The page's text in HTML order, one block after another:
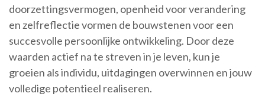
doorzettingsvermogen, openheid voor verandering
en zelfreflectie vormen de bouwstenen voor een
succesvolle persoonlijke ontwikkeling. Door deze
waarden actief na te streven in je leven, kun je
groeien als individu, uitdagingen overwinnen en jouw
volledige potentieel realiseren.